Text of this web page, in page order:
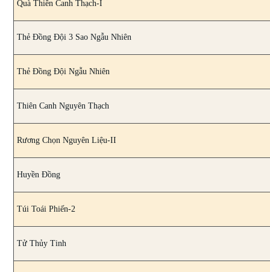
Quà Thiên Canh Thạch-I
Thẻ Đồng Đội 3 Sao Ngẫu Nhiên
Thẻ Đồng Đội Ngẫu Nhiên
Thiên Canh Nguyên Thạch
Rương Chọn Nguyên Liệu-II
Huyền Đồng
Túi Toái Phiến-2
Tử Thủy Tinh